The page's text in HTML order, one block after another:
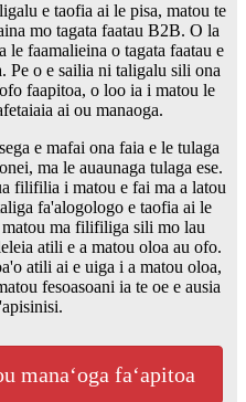
e taofia ai le pisa, matou te
mo tagata faatau B2B. O la
faamalieina o tagata faatau e
Pe o e sailia ni taligalu sili ona
faapitoa, o loo ia i matou le
ai ou manaoga.
e mafai ona faia e le tulaga
ma le auaunaga tulaga ese.
filifilia i matou e fai ma a latou
fa'alogologo e taofia ai le
matou ma filifiliga sili mo lau
atili e a matou oloa au ofo.
atili ai e uiga i a matou oloa,
fesoasoani ia te oe e ausia
manaʻoga faʻapitoa